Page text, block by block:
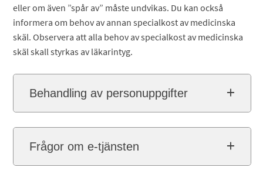
eller om även ”spår av” måste undvikas. Du kan också
informera om behov av annan specialkost av medicinska
skäl. Observera att alla behov av specialkost av medicinska
skäl skall styrkas av läkarintyg.
Behandling av personuppgifter
Frågor om e-tjänsten